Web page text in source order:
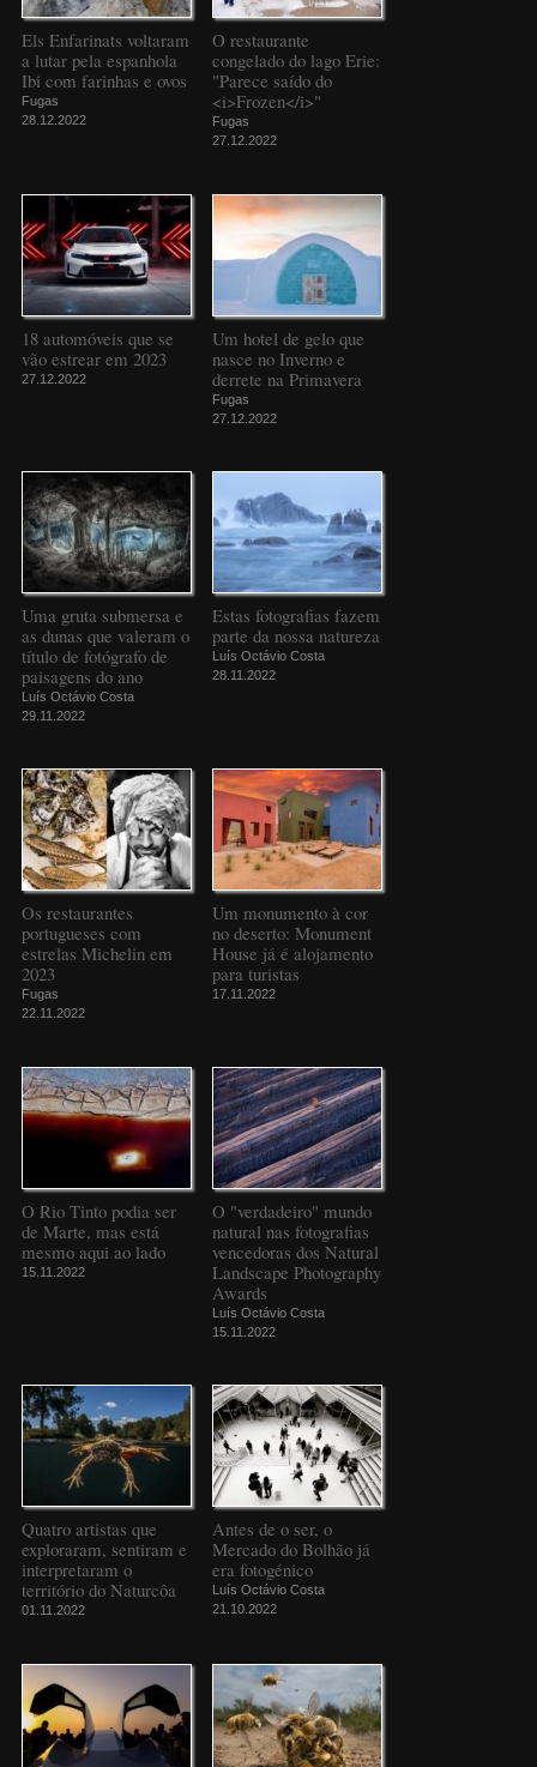
Els Enfarinats voltaram
a lutar pela espanhola
Ibi com farinhas e ovos
Fugas
28.12.2022
O restaurante
congelado do lago Erie:
"Parece saído do
<i>Frozen</i>"
Fugas
27.12.2022
18 automóveis que se
vão estrear em 2023
27.12.2022
Um hotel de gelo que
nasce no Inverno e
derrete na Primavera
Fugas
27.12.2022
Uma gruta submersa e
as dunas que valeram o
título de fotógrafo de
paisagens do ano
Luís Octávio Costa
29.11.2022
Estas fotografias fazem
parte da nossa natureza
Luís Octávio Costa
28.11.2022
Os restaurantes
portugueses com
estrelas Michelin em
2023
Fugas
22.11.2022
Um monumento à cor
no deserto: Monument
House já é alojamento
para turistas
17.11.2022
O Rio Tinto podia ser
de Marte, mas está
mesmo aqui ao lado
15.11.2022
O "verdadeiro" mundo
natural nas fotografias
vencedoras dos Natural
Landscape Photography
Awards
Luís Octávio Costa
15.11.2022
Quatro artistas que
exploraram, sentiram e
interpretaram o
território do Naturcôa
01.11.2022
Antes de o ser, o
Mercado do Bolhão já
era fotogénico
Luís Octávio Costa
21.10.2022